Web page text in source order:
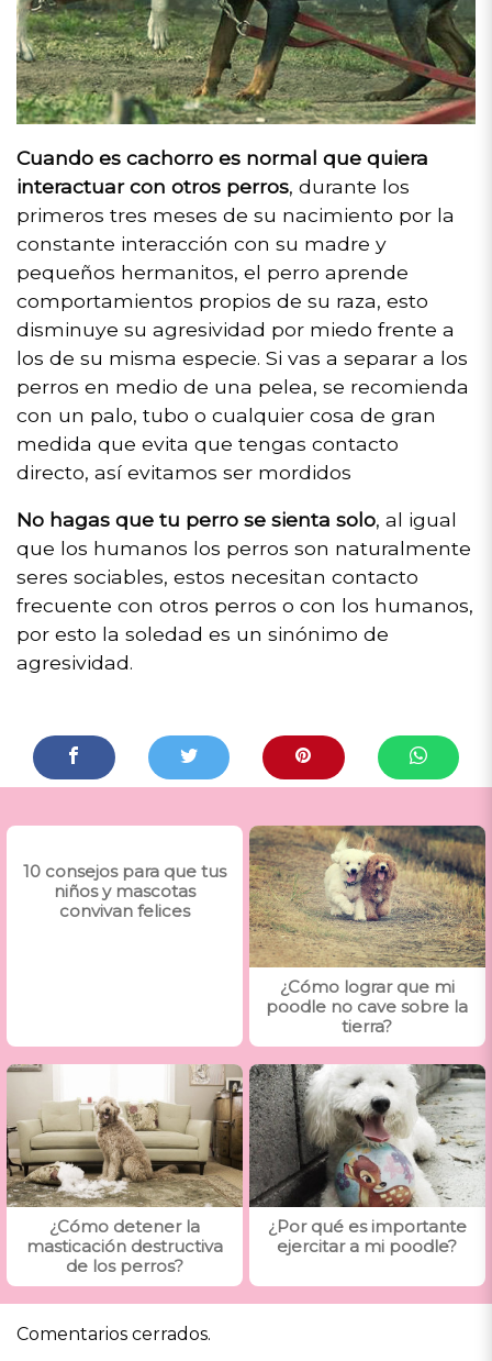
Cuando es cachorro es normal que quiera
interactuar con otros perros, durante los
primeros tres meses de su nacimiento por la
constante interacción con su madre y
pequeños hermanitos, el perro aprende
comportamientos propios de su raza, esto
disminuye su agresividad por miedo frente a
los de su misma especie. Si vas a separar a los
perros en medio de una pelea, se recomienda
con un palo, tubo o cualquier cosa de gran
medida que evita que tengas contacto
directo, así evitamos ser mordidos
No hagas que tu perro se sienta solo, al igual
que los humanos los perros son naturalmente
seres sociables, estos necesitan contacto
frecuente con otros perros o con los humanos,
por esto la soledad es un sinónimo de
agresividad.
10 consejos para que tus
niños y mascotas
convivan felices
¿Cómo lograr que mi
poodle no cave sobre la
tierra?
¿Cómo detener la
masticación destructiva
de los perros?
¿Por qué es importante
ejercitar a mi poodle?
Comentarios cerrados.